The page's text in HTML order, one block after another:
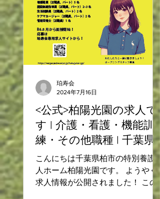
<公式>柏陽光園の求人で
す | 介護・看護・機能訓
練・その他職種 | 千葉県
柏市｜特別養護老人ホー
ム
こんにちは千葉県柏市の特別養護老
人ホーム柏陽光園です。 ようやく
求人情報が公開されました！ この
ページでは柏陽光園の求人について
珀寿会
2024年7月16日